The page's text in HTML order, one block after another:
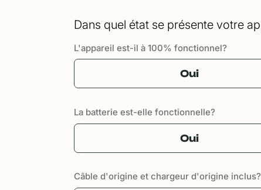
Dans quel état se présente votre
L'appareil est-il à 100% fonctionnel?
Oui
La batterie est-elle fonctionnelle?
Oui
Câble d'origine et chargeur d'origine inclus?